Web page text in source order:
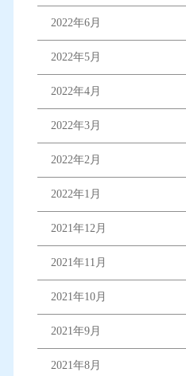
2022年6月
2022年5月
2022年4月
2022年3月
2022年2月
2022年1月
2021年12月
2021年11月
2021年10月
2021年9月
2021年8月